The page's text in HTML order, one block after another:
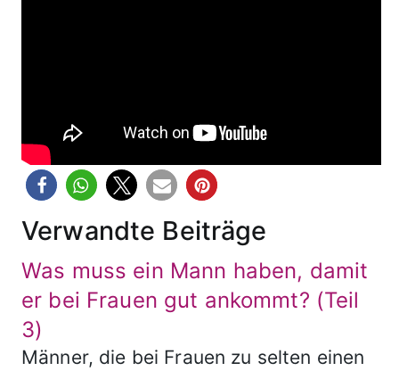
Verwandte Beiträge
Was muss ein Mann haben, damit
er bei Frauen gut ankommt? (Teil
3)
Männer, die bei Frauen zu selten einen